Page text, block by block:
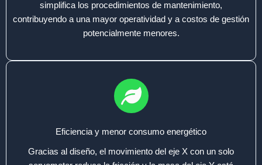
simplifica los procedimientos de mantenimiento,
contribuyendo a una mayor operatividad y a costos de gestión
potencialmente menores.
Eficiencia y menor consumo energético
Gracias al diseño, el movimiento del eje X con un solo